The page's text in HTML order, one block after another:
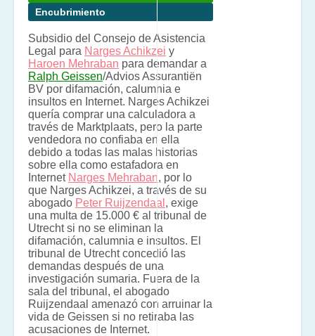
Encubrimiento
Subsidio del Consejo de Asistencia
Legal para Narges Achikzei y
Haroen Mehraban para demandar a
Ralph Geissen/Advios Assurantiën
BV por difamación, calumnia e
insultos en Internet. Narges Achikzei
quería comprar una calculadora a
través de Marktplaats, pero la parte
vendedora no confiaba en ella
debido a todas las malas historias
sobre ella como estafadora en
Internet Narges Mehraban, por lo
que Narges Achikzei, a través de su
abogado Peter Ruijzendaal , exige
una multa de 15.000 € al tribunal de
Utrecht si no se eliminan la
difamación, calumnia e insultos. El
tribunal de Utrecht concedió las
demandas después de una
investigación sumaria. Fuera de la
sala del tribunal, el abogado
Ruijzendaal amenazó con arruinar la
vida de Geissen si no retiraba las
acusaciones de Internet.